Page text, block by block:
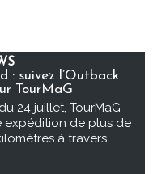
: suivez l’Outback
TourMaG
24 juillet, TourMaG
expédition de plus de
à travers...